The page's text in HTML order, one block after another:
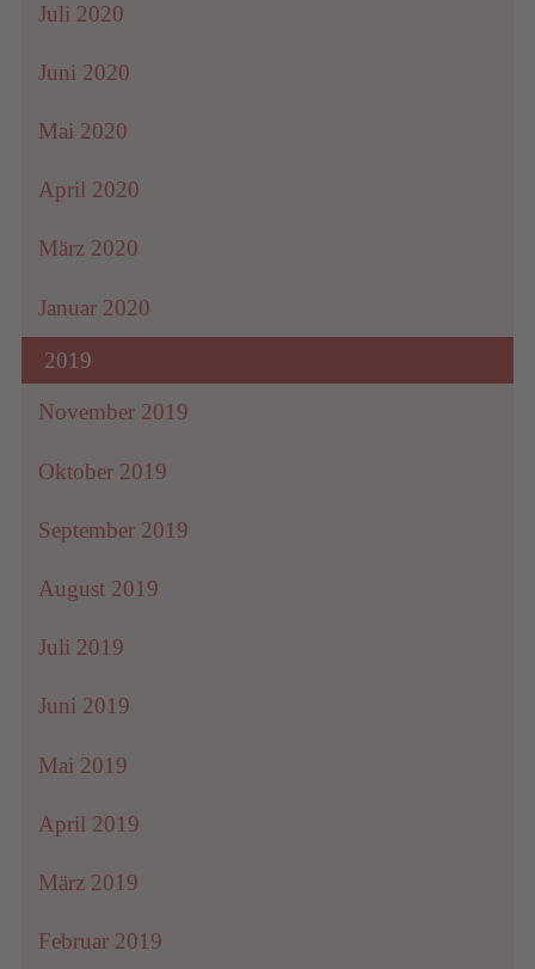
Juli 2020
Juni 2020
Mai 2020
April 2020
März 2020
Januar 2020
2019
November 2019
Oktober 2019
September 2019
August 2019
Juli 2019
Juni 2019
Mai 2019
April 2019
März 2019
Februar 2019